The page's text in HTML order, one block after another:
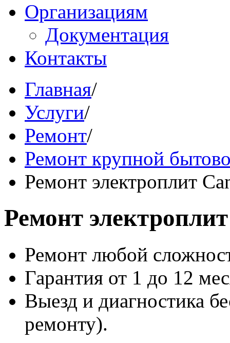
Организациям
Документация
Контакты
Главная/
Услуги/
Ремонт/
Ремонт крупной
Ремонт электроплит
Ремонт
Ремонт любой
Гарантия от 1 до 12
Выезд и диагностика
ремонту).